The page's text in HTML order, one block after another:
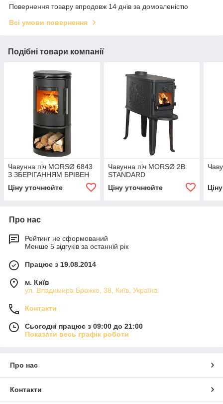
Повернення товару впродовж 14 днів за домовленістю
Всі умови повернення
Подібні товари компанії
Чавунна піч MORSØ 6843
З ЗБЕРІГАННЯМ БРІВЕН
Ціну уточнюйте
Чавунна піч MORSØ 2B
STANDARD
Ціну уточнюйте
Про нас
Рейтинг не сформований
Менше 5 відгуків за останній рік
Працює з 19.08.2014
м. Київ
ул. Владимира Брожко, 38, Київ, Україна
Контакти
Сьогодні працює з 09:00 до 21:00
Показати весь графік роботи
Про нас
Контакти